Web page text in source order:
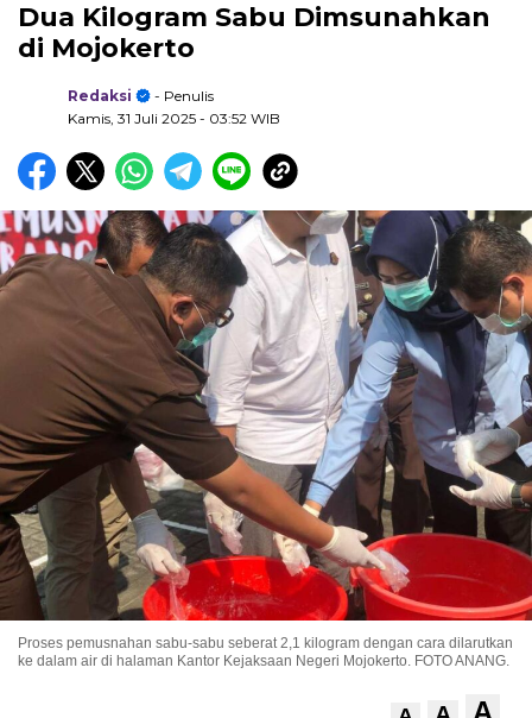
Dua Kilogram Sabu Dimsunahkan
di Mojokerto
Redaksi
- Penulis
Kamis, 31 Juli 2025 - 03:52 WIB
Proses pemusnahan sabu-sabu seberat 2,1 kilogram dengan cara dilarutkan
ke dalam air di halaman Kantor Kejaksaan Negeri Mojokerto. FOTO ANANG.